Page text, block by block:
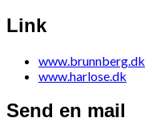
Link
www.brunnberg.dk
www.harlose.dk
Send en mail